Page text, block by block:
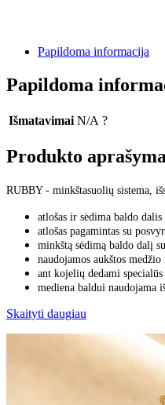
Papildoma informacija
Papildoma
Išmatavimai N/A ?
Produkto
RUBBY - minkštasuolių sistema,
atlošas ir sėdima baldo
atlošas pagamintas su
minkštą sėdimą baldo dalį
naudojamos aukštos
ant kojelių dedami
mediena baldui naudojama
Skaityti daugiau